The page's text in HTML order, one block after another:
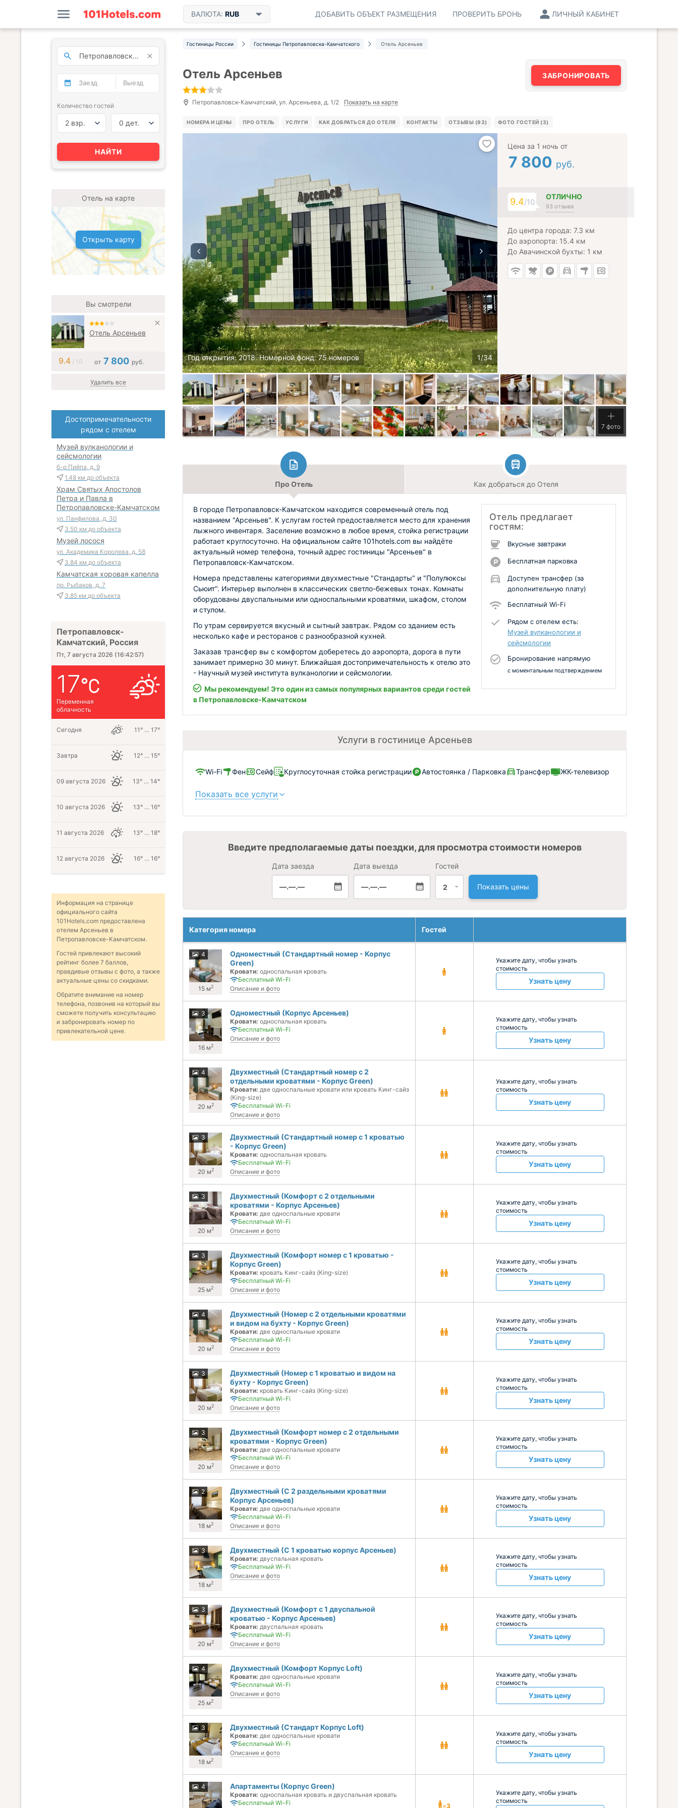
ВАЛЮТА: RUB ЛИЧНЫЙ КАБИНЕТ
ПРОВЕРИТЬ БРОНЬ
ДОБАВИТЬ ОБЪЕКТ РАЗМЕЩЕНИЯ
Гостиницы России Гостиницы Петропавловска-Камчатского Отель Арсеньев
Отель Арсеньев
Петропавловск-Камчатский, ул. Арсеньева, д. 1/2 Показать на карте
ЗАБРОНИРОВАТЬ
НОМЕРА И ЦЕНЫ ПРО ОТЕЛЬ УСЛУГИ КАК ДОБРАТЬСЯ ДО ОТЕЛЯ КОНТАКТЫ ОТЗЫВЫ (93) ФОТО ГОСТЕЙ (3)
Год открытия: 2018. Номерной фонд: 75 номеров
Цена за 1 ночь от
7 800 руб.
9.4/10
ОТЛИЧНО
93 отзыва
До центра города: 7.3 км
До аэропорта: 15.4 км
До Авачинской бухты: 1 км
7 фото
Про Отель Как добраться до Отеля
Отель предлагает
гостям:
Вкусные завтраки
Бесплатная парковка
Доступен трансфер (за
дополнительную плату)
Бесплатный Wi-Fi
Рядом с отелем есть:
Музей вулканологии и
сейсмологии
Бронирование напрямую
с моментальным подтверждением
В городе Петропавловск-Камчатском находится современный отель под
названием "Арсеньев". К услугам гостей предоставляется место для хранения
лыжного инвентаря. Заселение возможно в любое время, стойка регистрации
работает круглосуточно. На официальном сайте 101hotels.com вы найдёте
актуальный номер телефона, точный адрес гостиницы "Арсеньев" в
Петропавловск-Камчатском.
Номера представлены категориями двухместные "Стандарты" и "Полулюксы
Сьюит". Интерьер выполнен в классических светло-бежевых тонах. Комнаты
оборудованы двуспальными или односпальными кроватями, шкафом, столом
и стулом.
По утрам сервируется вкусный и сытный завтрак. Рядом со зданием есть
несколько кафе и ресторанов с разнообразной кухней.
Заказав трансфер вы с комфортом доберетесь до аэропорта, дорога в пути
занимает примерно 30 минут. Ближайшая достопримечательность к отелю это
- Научный музей института вулканологии и сейсмологии.
Мы рекомендуем! Это один из самых популярных вариантов среди гостей
в Петропавловске-Камчатском
Услуги в гостинице Арсеньев
Wi-Fi Фен Сейф Круглосуточная стойка регистрации Автостоянка / Парковка Трансфер ЖК-телевизор
Показать все услуги
Введите предполагаемые даты поездки, для просмотра стоимости номеров
Дата заезда
—.—.—
Дата выезда
—.—.—
Гостей
2 Показать цены
Категория номера Гостей
4
15 м2
Одноместный (Стандартный номер - Корпус
Green)
Кровати: односпальная кровать
Бесплатный Wi-Fi
Описание и фото
Укажите дату, чтобы узнать
стоимость
Узнать цену
3
16 м2
Одноместный (Корпус Арсеньев)
Кровати: односпальная кровать
Бесплатный Wi-Fi
Описание и фото
Укажите дату, чтобы узнать
стоимость
Узнать цену
4
20 м2
Двухместный (Стандартный номер с 2
отдельными кроватями - Корпус Green)
Кровати: две односпальные кровати или кровать Кинг-сайз
(King-size)
Бесплатный Wi-Fi
Описание и фото
Укажите дату, чтобы узнать
стоимость
Узнать цену
3
20 м2
Двухместный (Стандартный номер с 1 кроватью
- Корпус Green)
Кровати: односпальная кровать
Бесплатный Wi-Fi
Описание и фото
Укажите дату, чтобы узнать
стоимость
Узнать цену
3
20 м2
Двухместный (Комфорт с 2 отдельными
кроватями - Корпус Арсеньев)
Кровати: две односпальные кровати
Бесплатный Wi-Fi
Описание и фото
Укажите дату, чтобы узнать
стоимость
Узнать цену
3
25 м2
Двухместный (Комфорт номер с 1 кроватью -
Корпус Green)
Кровати: кровать Кинг-сайз (King-size)
Бесплатный Wi-Fi
Описание и фото
Укажите дату, чтобы узнать
стоимость
Узнать цену
4
20 м2
Двухместный (Номер с 2 отдельными кроватями
и видом на бухту - Корпус Green)
Кровати: две односпальные кровати
Бесплатный Wi-Fi
Описание и фото
Укажите дату, чтобы узнать
стоимость
Узнать цену
3
20 м2
Двухместный (Номер с 1 кроватью и видом на
бухту - Корпус Green)
Кровати: кровать Кинг-сайз (King-size)
Бесплатный Wi-Fi
Описание и фото
Укажите дату, чтобы узнать
стоимость
Узнать цену
3
20 м2
Двухместный (Комфорт номер с 2 отдельными
кроватями - Корпус Green)
Кровати: две односпальные кровати
Бесплатный Wi-Fi
Описание и фото
Укажите дату, чтобы узнать
стоимость
Узнать цену
2
18 м2
Двухместный (С 2 раздельными кроватями
Корпус Арсеньев)
Кровати: две односпальные кровати
Бесплатный Wi-Fi
Описание и фото
Укажите дату, чтобы узнать
стоимость
Узнать цену
3
18 м2
Двухместный (С 1 кроватью корпус Арсеньев)
Кровати: двуспальная кровать
Бесплатный Wi-Fi
Описание и фото
Укажите дату, чтобы узнать
стоимость
Узнать цену
3
20 м2
Двухместный (Комфорт с 1 двуспальной
кроватью - Корпус Арсеньев)
Кровати: двуспальная кровать
Бесплатный Wi-Fi
Описание и фото
Укажите дату, чтобы узнать
стоимость
Узнать цену
4
25 м2
Двухместный (Комфорт Корпус Loft)
Кровати: две односпальные кровати
Бесплатный Wi-Fi
Описание и фото
Укажите дату, чтобы узнать
стоимость
Узнать цену
3
18 м2
Двухместный (Стандарт Корпус Loft)
Кровати: две односпальные кровати
Бесплатный Wi-Fi
Описание и фото
Укажите дату, чтобы узнать
стоимость
Узнать цену
4 Апартаменты (Корпус Green)
Кровати: односпальная кровать и двуспальная кровать
Бесплатный Wi-Fi
×3
Укажите дату, чтобы узнать
стоимость
Количество гостей
2 взр. 0 дет.
НАЙТИ
Отель на карте
Открыть карту
Вы смотрели
Отель Арсеньев
9.4/ 10 от 7 800 руб.
Удалить все
Достопримечательности
рядом с отелем
Музей вулканологии и
сейсмологии
б-р Пийпа, д. 9
1.48 км до объекта
Храм Святых Апостолов
Петра и Павла в
Петропавловске-Камчатском
ул. Панфилова, д. 30
3.50 км до объекта
Музей лосося
ул. Академика Королева, д. 58
3.84 км до объекта
Камчатская хоровая капелла
пр. Рыбаков, д. 7
3.85 км до объекта
Петропавловск-
Камчатский, Россия
Пт, 7 августа 2026 (16:42:58)
17
Переменная
облачность
Сегодня 11° … 17°
Завтра 12° … 15°
09 августа 2026 13° … 14°
10 августа 2026 13° … 16°
11 августа 2026 13° … 18°
12 августа 2026 16° … 16°
Информация на странице
официального сайта
101Hotels.com предоставлена
отелем Арсеньев в
Петропавловске-Камчатском.
Гостей привлекают высокий
рейтинг более 7 баллов,
правдивые отзывы с фото, а также
актуальные цены со скидками.
Обратите внимание на номер
телефона, позвонив на который вы
сможете получить консультацию
и забронировать номер по
привлекательной цене.